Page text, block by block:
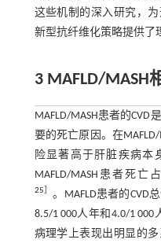
这些机制的深入研究，
新型抗纤维化策略提供了
3 MAFLD/MASH
MAFLD/MASH患者的
要的死亡原因。在
险显著高于肝脏疾病本
MAFLD/MASH患者死亡
25］ 。MAFLD患者的CVD
8.5/1 000人年和4.0/1
病理学上表现出明显的